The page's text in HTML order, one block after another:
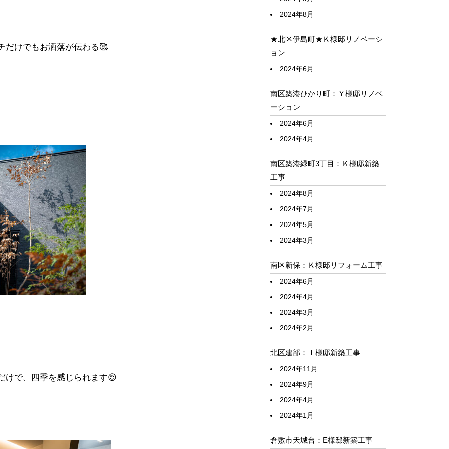
だけでもお洒落が伝わる🥰
けで、四季を感じられます😌
2024年8月
★北区伊島町★Ｋ様邸リノベーシ
ョン
2024年6月
南区築港ひかり町：Ｙ様邸リノベ
ーション
2024年6月
2024年4月
南区築港緑町3丁目：Ｋ様邸新築
工事
2024年8月
2024年7月
2024年5月
2024年3月
南区新保：Ｋ様邸リフォーム工事
2024年6月
2024年4月
2024年3月
2024年2月
北区建部：Ｉ様邸新築工事
2024年11月
2024年9月
2024年4月
2024年1月
倉敷市天城台：E様邸新築工事